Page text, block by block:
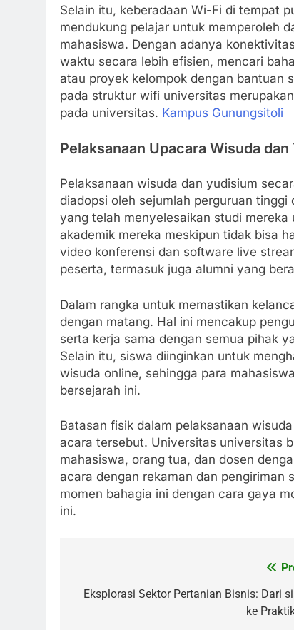
Selain itu, keberadaan Wi-Fi di tempat
mendukung pelajar untuk memperoleh
mahasiswa. Dengan adanya
waktu secara lebih efisien, mencari
atau proyek kelompok dengan bantuan
pada struktur wifi universitas
pada universitas. Kampus Gunungsitoli
Pelaksanaan Upacara Wisuda
Pelaksanaan wisuda dan yudisium
diadopsi oleh sejumlah perguruan
yang telah menyelesaikan studi
akademik mereka meskipun tidak bisa
video konferensi dan software live
peserta, termasuk juga alumni yang
Dalam rangka untuk memastikan
dengan matang. Hal ini mencakup
serta kerja sama dengan semua pihak
Selain itu, siswa diinginkan untuk
wisuda online, sehingga para
bersejarah ini.
Batasan fisik dalam pelaksanaan
acara tersebut. Universitas universitas
mahasiswa, orang tua, dan dosen
acara dengan rekaman dan pengiriman
momen bahagia ini dengan cara gaya
ini.
navigation
Eksplorasi Sektor Pertanian Bisnis: Dari
ke